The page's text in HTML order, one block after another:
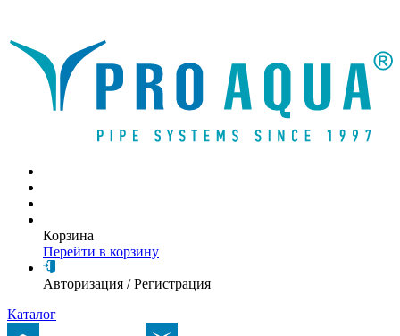
Корзина
Перейти в корзину
Авторизация /Регистрация
Каталог